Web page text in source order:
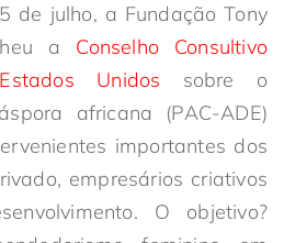
de julho, a Fundação Tony
a Conselho Consultivo
Unidos sobre o
africana (PAC-ADE)
importantes dos
empresários criativos
O objetivo?